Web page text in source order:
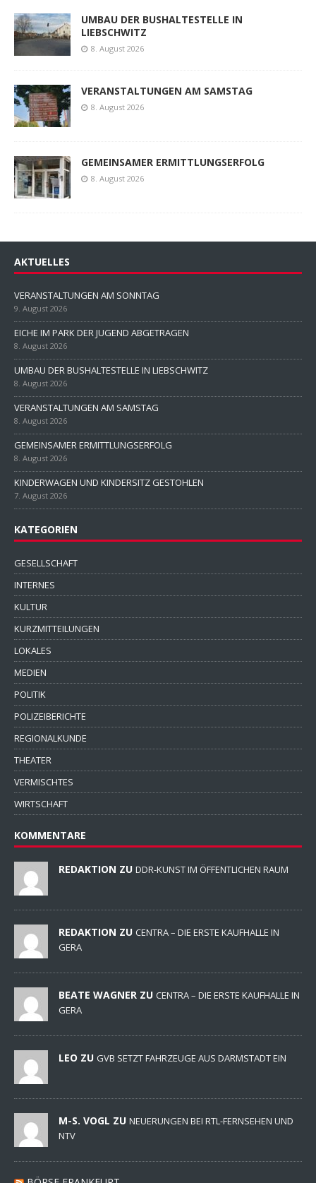
UMBAU DER BUSHALTESTELLE IN
LIEBSCHWITZ
8. August 2026
VERANSTALTUNGEN AM SAMSTAG
8. August 2026
GEMEINSAMER ERMITTLUNGSERFOLG
8. August 2026
AKTUELLES
VERANSTALTUNGEN AM SONNTAG
9. August 2026
EICHE IM PARK DER JUGEND ABGETRAGEN
8. August 2026
UMBAU DER BUSHALTESTELLE IN LIEBSCHWITZ
8. August 2026
VERANSTALTUNGEN AM SAMSTAG
8. August 2026
GEMEINSAMER ERMITTLUNGSERFOLG
8. August 2026
KINDERWAGEN UND KINDERSITZ GESTOHLEN
7. August 2026
KATEGORIEN
GESELLSCHAFT
INTERNES
KULTUR
KURZMITTEILUNGEN
LOKALES
MEDIEN
POLITIK
POLIZEIBERICHTE
REGIONALKUNDE
THEATER
VERMISCHTES
WIRTSCHAFT
KOMMENTARE
REDAKTION ZU DDR-KUNST IM ÖFFENTLICHEN RAUM
REDAKTION ZU CENTRA – DIE ERSTE KAUFHALLE IN
GERA
BEATE WAGNER ZU CENTRA – DIE ERSTE KAUFHALLE IN
GERA
LEO ZU GVB SETZT FAHRZEUGE AUS DARMSTADT EIN
M-S. VOGL ZU NEUERUNGEN BEI RTL-FERNSEHEN UND
NTV